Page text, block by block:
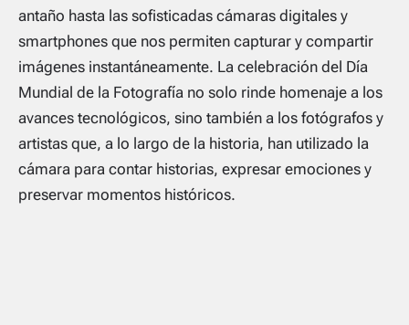
antaño hasta las sofisticadas cámaras digitales y
smartphones que nos permiten capturar y compartir
imágenes instantáneamente. La celebración del Día
Mundial de la Fotografía no solo rinde homenaje a los
avances tecnológicos, sino también a los fotógrafos y
artistas que, a lo largo de la historia, han utilizado la
cámara para contar historias, expresar emociones y
preservar momentos históricos.